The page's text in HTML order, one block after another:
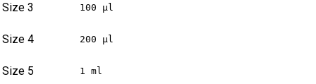
Size 3 100 µl
Size 4 200 µl
Size 5 1 ml